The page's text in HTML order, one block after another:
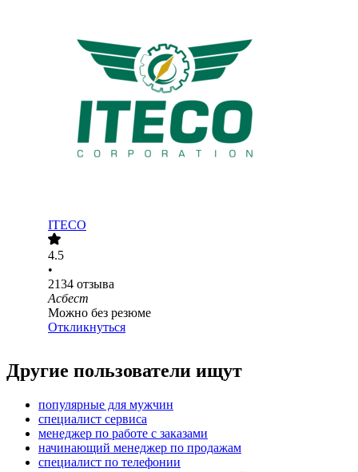
ITECO
4.5
•
2134 отзыва
Асбест
Можно без резюме
Откликнуться
Другие пользователи ищут
популярные для мужчин
специалист сервиса
менеджер по работе с заказами
начинающий менеджер по продажам
специалист по телефонии